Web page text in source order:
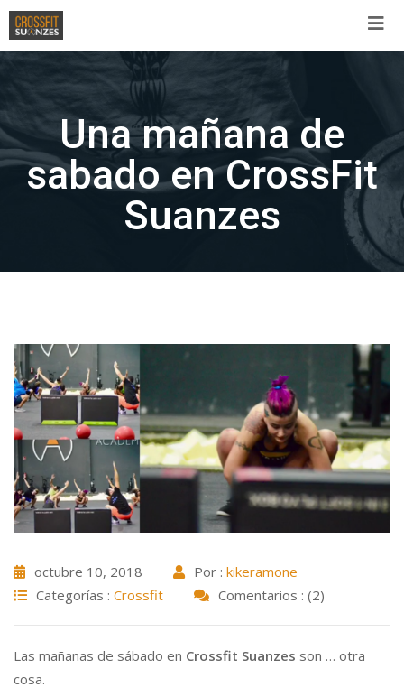
Skip
content
Una mañana de
sabado en CrossFit
Suanzes
octubre 10, 2018 Por : kikeramone
Categorías : Crossfit Comentarios : (2)
Las mañanas de sábado en Crossfit Suanzes son … otra
cosa.